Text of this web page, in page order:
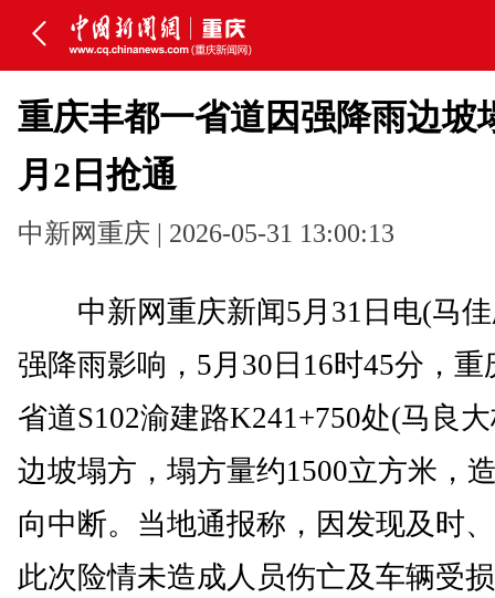
重庆丰都一省道因强降雨边坡
月2日抢通
中新网重庆 | 2026-05-31 13:00:13
中新网重庆新闻5月31日电(马佳
强降雨影响，5月30日16时45分，
省道S102渝建路K241+750处(马良
边坡塌方，塌方量约1500立方米，
向中断。当地通报称，因发现及时
此次险情未造成人员伤亡及车辆受